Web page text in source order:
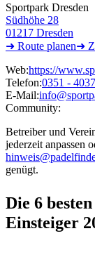
Sportpark Dresden
Südhöhe 28
01217 Dresden
➜ Route planen➜
Web:https://
Telefon:0351 -
E-Mail:
Community:
Betreiber und
jederzeit anpassen
genügt.
Die 6 besten
Einsteiger